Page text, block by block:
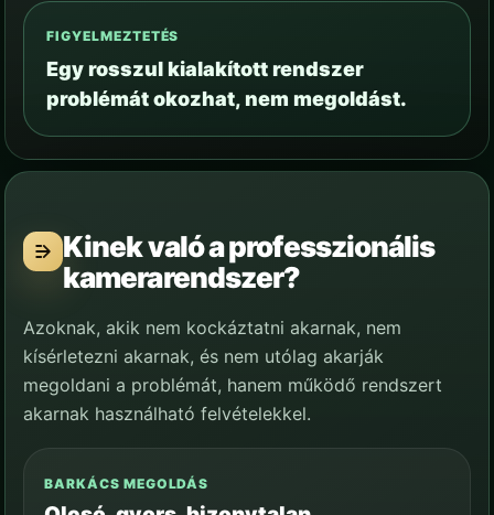
FIGYELMEZTETÉS
Egy rosszul kialakított rendszer
problémát okozhat, nem megoldást.
Kinek való a professzionális
kamerarendszer?
Azoknak, akik nem kockáztatni akarnak, nem
kísérletezni akarnak, és nem utólag akarják
megoldani a problémát, hanem működő rendszert
akarnak használható felvételekkel.
BARKÁCS MEGOLDÁS